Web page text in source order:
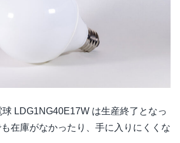
LDG1NG40E17W は生産終了となっ
在庫がなかったり、手に入りにくくな